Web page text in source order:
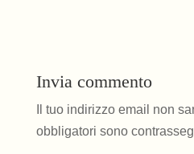
Invia commento
Il tuo indirizzo email non
obbligatori sono